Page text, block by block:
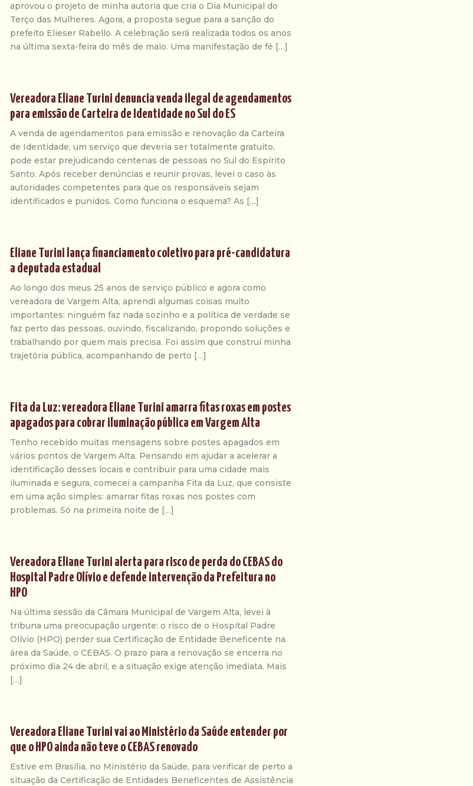
aprovou o projeto de minha autoria que cria o Dia Municipal do
Terço das Mulheres. Agora, a proposta segue para a sanção do
prefeito Elieser Rabello. A celebração será realizada todos os anos
na última sexta-feira do mês de maio. Uma manifestação de fé […]
Vereadora Eliane Turini denuncia venda ilegal de agendamentos
para emissão de Carteira de Identidade no Sul do ES
A venda de agendamentos para emissão e renovação da Carteira
de Identidade, um serviço que deveria ser totalmente gratuito,
pode estar prejudicando centenas de pessoas no Sul do Espírito
Santo. Após receber denúncias e reunir provas, levei o caso às
autoridades competentes para que os responsáveis sejam
identificados e punidos. Como funciona o esquema? As […]
Eliane Turini lança financiamento coletivo para pré-candidatura
a deputada estadual
Ao longo dos meus 25 anos de serviço público e agora como
vereadora de Vargem Alta, aprendi algumas coisas muito
importantes: ninguém faz nada sozinho e a política de verdade se
faz perto das pessoas, ouvindo, fiscalizando, propondo soluções e
trabalhando por quem mais precisa. Foi assim que construí minha
trajetória pública, acompanhando de perto […]
Fita da Luz: vereadora Eliane Turini amarra fitas roxas em postes
apagados para cobrar iluminação pública em Vargem Alta
Tenho recebido muitas mensagens sobre postes apagados em
vários pontos de Vargem Alta. Pensando em ajudar a acelerar a
identificação desses locais e contribuir para uma cidade mais
iluminada e segura, comecei a campanha Fita da Luz, que consiste
em uma ação simples: amarrar fitas roxas nos postes com
problemas. Só na primeira noite de […]
Vereadora Eliane Turini alerta para risco de perda do CEBAS do
Hospital Padre Olívio e defende intervenção da Prefeitura no
HPO
Na última sessão da Câmara Municipal de Vargem Alta, levei à
tribuna uma preocupação urgente: o risco de o Hospital Padre
Olívio (HPO) perder sua Certificação de Entidade Beneficente na
área da Saúde, o CEBAS. O prazo para a renovação se encerra no
próximo dia 24 de abril, e a situação exige atenção imediata. Mais
[…]
Vereadora Eliane Turini vai ao Ministério da Saúde entender por
que o HPO ainda não teve o CEBAS renovado
Estive em Brasília, no Ministério da Saúde, para verificar de perto a
situação da Certificação de Entidades Beneficentes de Assistência